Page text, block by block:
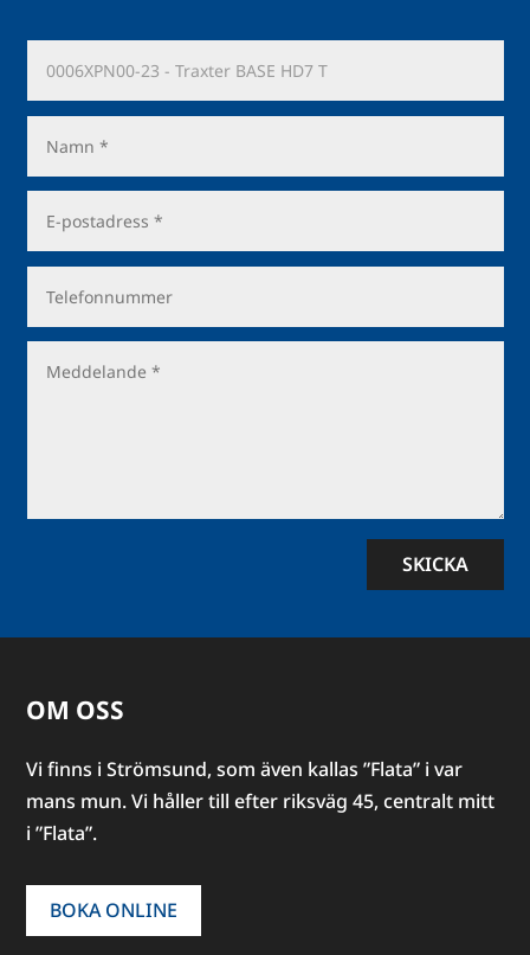
SKICKA
OM OSS
Vi finns i Strömsund, som även kallas ”Flata” i var
mans mun. Vi håller till efter riksväg 45, centralt mitt
i ”Flata”.
BOKA ONLINE